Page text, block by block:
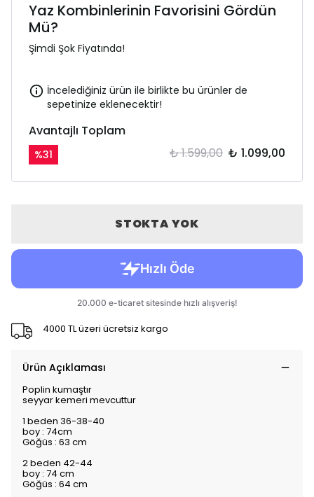
Yaz Kombinlerinin Favorisini Gördün
Mü?
Şimdi Şok Fiyatında!
İncelediğiniz ürün ile birlikte bu ürünler de
sepetinize eklenecektir!
Avantajlı Toplam
%31 ₺ 1.599,00 ₺ 1.099,00
STOKTA YOK
4000 TL üzeri ücretsiz kargo
Ürün Açıklaması
Poplin kumaştır
seyyar kemeri mevcuttur
1 beden 36-38-40
boy : 74cm
Göğüs : 63 cm
2 beden 42-44
boy : 74 cm
Göğüs : 64 cm